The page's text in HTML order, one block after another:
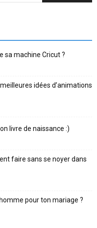
sa machine Cricut ?
idées d’animations
livre de naissance :)
faire sans se noyer dans
pour ton mariage ?